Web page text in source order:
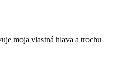
moja vlastná hlava a trochu